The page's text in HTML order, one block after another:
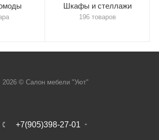
Шкафы и стеллажи
196 товаров
2026 © Салон мебели "Уют"
+7(905)398-27-01